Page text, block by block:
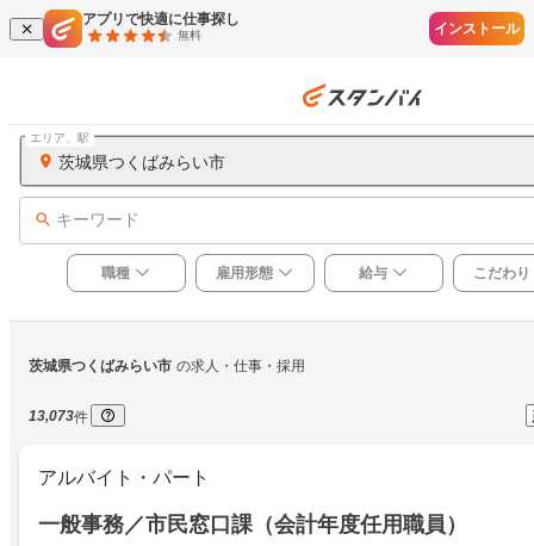
アプリで快適に仕事探し
無料 インストール
茨城県つくばみらい市
エリア、駅
キーワード
職種 雇用形態 給与 こだわり
茨城県つくばみらい市 の求人・仕事・採用
13,073件
アルバイト・パート
一般事務／市民窓口課（会計年度任用職員）